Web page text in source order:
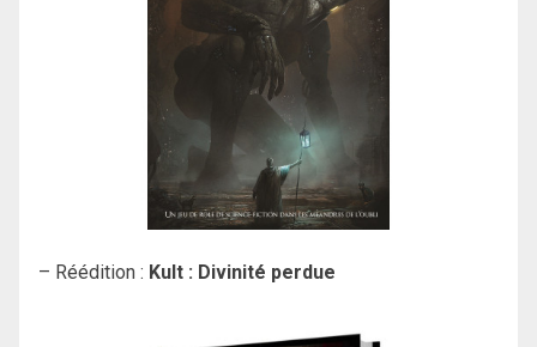
– Réédition : Kult : Divinité perdue